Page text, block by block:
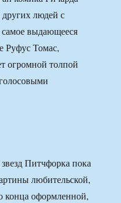
людей с
выдающееся
Руфус Томас,
огромной толпой
Питчфорка пока
любительской,
конца оформленной,